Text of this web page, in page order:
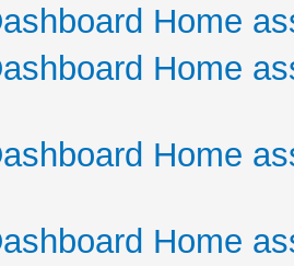
Home
Home
Home
Home